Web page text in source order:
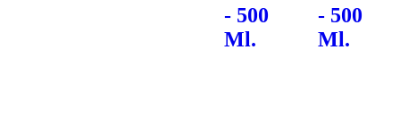
- 500
Ml.
- 500
Ml.